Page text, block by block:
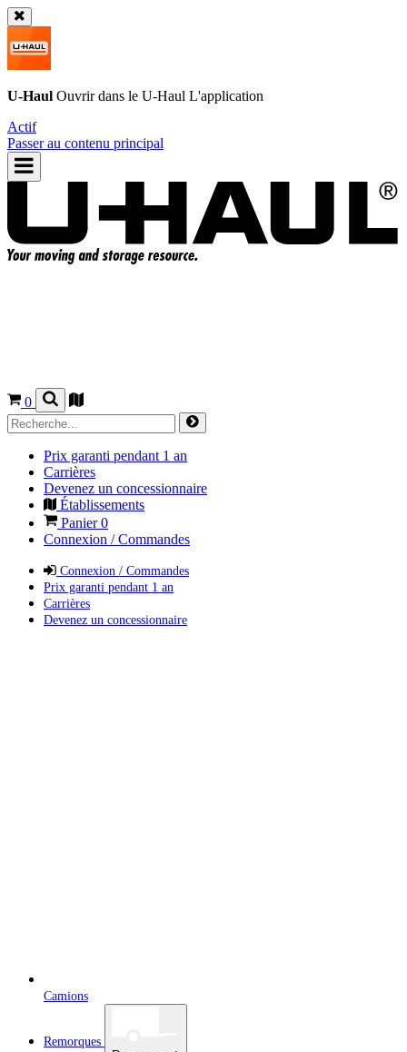
U-Haul Ouvrir dans le U-Haul L'application
Actif
Passer au contenu principal
0
Prix garanti pendant 1 an
Carrières
Devenez un concessionnaire
Établissements
Panier0
Connexion / Commandes
Connexion / Commandes
Prix garanti pendant 1 an
Carrières
Devenez un concessionnaire
Camions
Remorques